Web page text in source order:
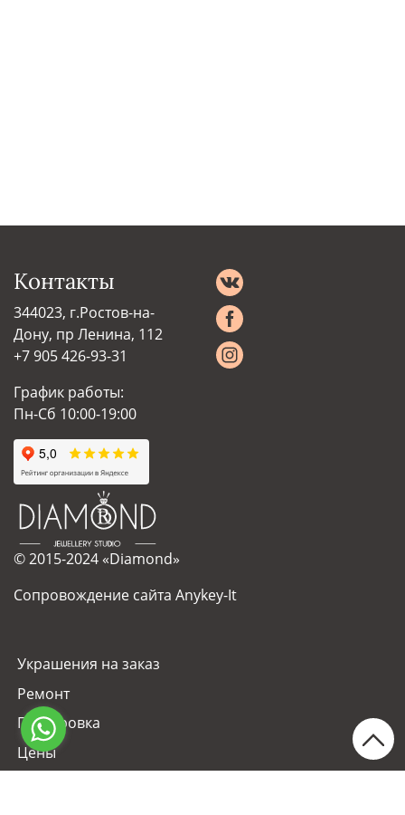
© 2015-2024 «Diamond»
Сопровождение сайта Anykey-It
Украшения на заказ
Ремонт
Гравировка
Цены
Контакты
344023, г.Ростов-на-
Дону, пр Ленина, 112
+7 905 426-93-31
График работы:
Пн-Сб 10:00-19:00